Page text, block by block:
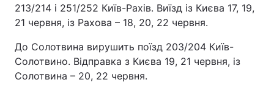
213/214 і 251/252 Київ-Рахів. Виїзд із Києва 17, 19,
21 червня, із Рахова – 18, 20, 22 червня.
До Солотвина вирушить поїзд 203/204 Київ-
Солотвино. Відправка з Києва 19, 21 червня, із
Солотвина – 20, 22 червня.